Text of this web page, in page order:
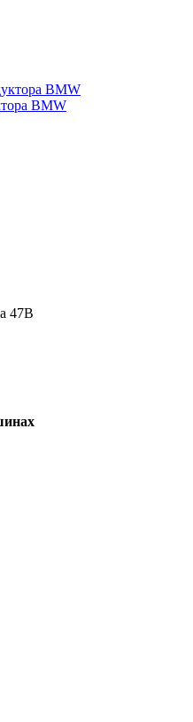
BMW
BMW
47В